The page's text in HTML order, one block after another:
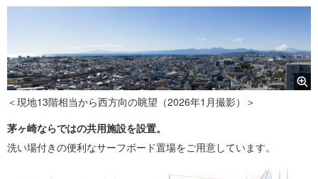
＜現地13階相当から西方向の眺望（2026年1月撮影）＞
茅ヶ崎ならではの共用施設を設置。
洗い場付きの便利なサーフボード置場をご用意しています。